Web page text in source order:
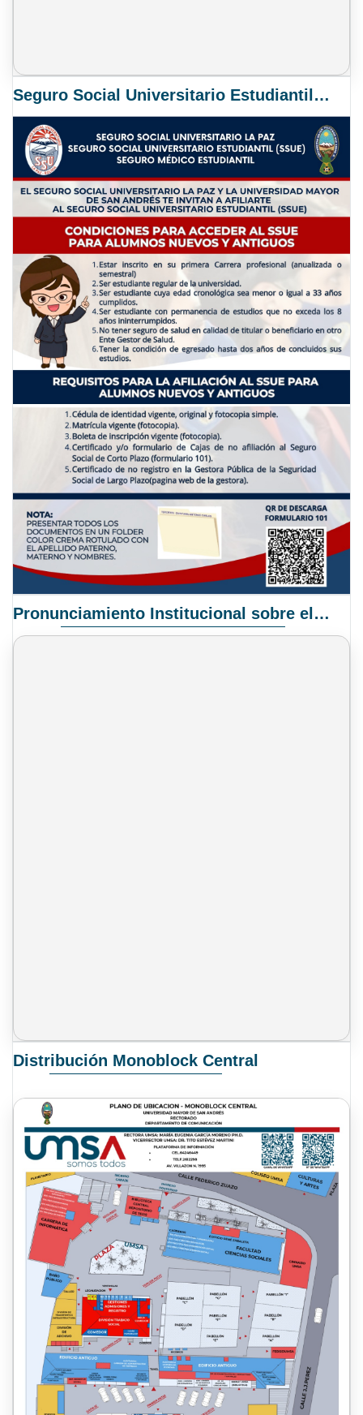
Seguro Social Universitario Estudiantil SSUE
Pronunciamiento Institucional sobre el Proyecto de Ley N° 068/2025-2026 C.S.
Distribución Monoblock Central